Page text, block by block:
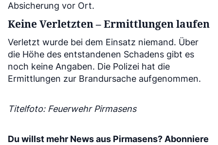
Absicherung vor Ort.
Keine Verletzten – Ermittlungen laufen
Verletzt wurde bei dem Einsatz niemand. Über
die Höhe des entstandenen Schadens gibt es
noch keine Angaben. Die Polizei hat die
Ermittlungen zur Brandursache aufgenommen.
Titelfoto: Feuerwehr Pirmasens
Du willst mehr News aus Pirmasens? Abonniere